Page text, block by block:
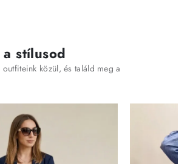
stílusod
közül, és találd meg a